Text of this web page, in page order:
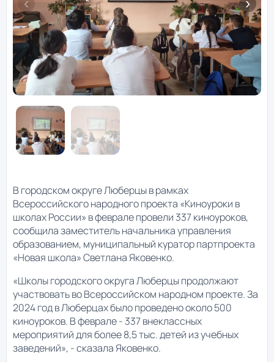
В городском округе Люберцы в рамках
Всероссийского народного проекта «Киноуроки в
школах России» в феврале провели 337 киноуроков,
сообщила заместитель начальника управления
образованием, муниципальный куратор партпроекта
«Новая школа» Светлана Яковенко.
«Школы городского округа Люберцы продолжают
участвовать во Всероссийском народном проекте. За
2024 год в Люберцах было проведено около 500
киноуроков. В феврале - 337 внеклассных
мероприятий для более 8,5 тыс. детей из учебных
заведений», - сказала Яковенко.